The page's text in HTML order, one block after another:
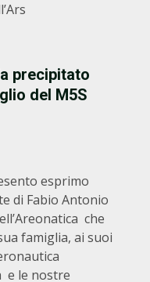
precipitato
del M5S
esprimo
di Fabio Antonio
che
famiglia, ai suoi
e le nostre